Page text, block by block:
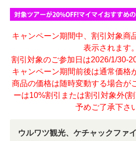
キャンペーン期間中、割引対象商
表示されます。
割引対象のご参加日は2026/1/30-
キャンペーン期間前後は通常価格
商品の価格は随時変動する場合が
ーは10%割引または割引対象外(割
予めご了承下さ
ウルワツ観光、ケチャックファ